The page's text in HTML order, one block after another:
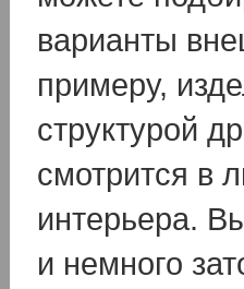
варианты
примеру,
структурой
смотрится в
интерьера.
и немного